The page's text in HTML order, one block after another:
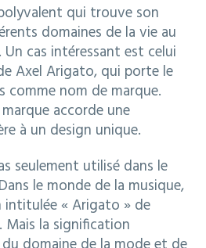
qui trouve son
domaines de la vie au
cas intéressant est celui
Axel Arigato, qui porte le
comme nom de marque.
accorde une
à un design unique.
seulement utilisé dans le
le monde de la musique,
intitulée « Arigato » de
Mais la signification